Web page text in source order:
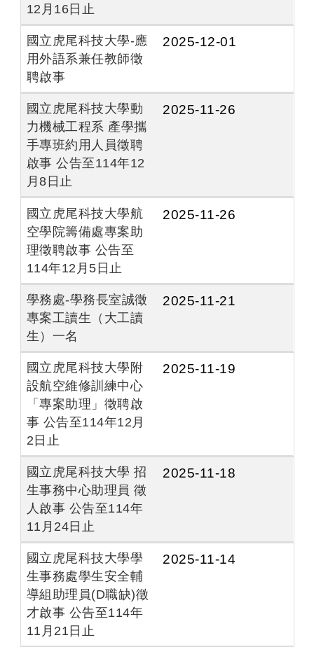
12月16日止
國立虎尾科技大學-應
用外語系兼任教師徵
聘啟事
2025-12-01
國立虎尾科技大學動
力機械工程系 產學攜
手專班約用人員徵聘
啟事 公告至114年12
月8日止
2025-11-26
國立虎尾科技大學航
空學院籌備處專案助
理徵聘啟事 公告至
114年12月5日止
2025-11-26
學務處-學務長室誠徵
專案工讀生（大工讀
生）一名
2025-11-21
國立虎尾科技大學附
設航空維修訓練中心
「專案助理」徵聘啟
事 公告至114年12月
2日止
2025-11-19
國立虎尾科技大學 招
生事務中心助理員 徵
人啟事 公告至114年
11月24日止
2025-11-18
國立虎尾科技大學學
生事務處學生安全輔
導組助理員(D職缺)徵
才啟事 公告至114年
11月21日止
2025-11-14